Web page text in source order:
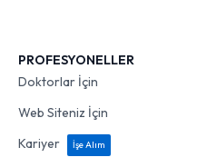
PROFESYONELLER
Doktorlar İçin
Web Siteniz İçin
Kariyer
İşe Alım